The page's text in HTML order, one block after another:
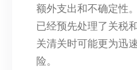
额外支出和不确定性
已经预先处理了关税
关清关时可能更为迅
险。